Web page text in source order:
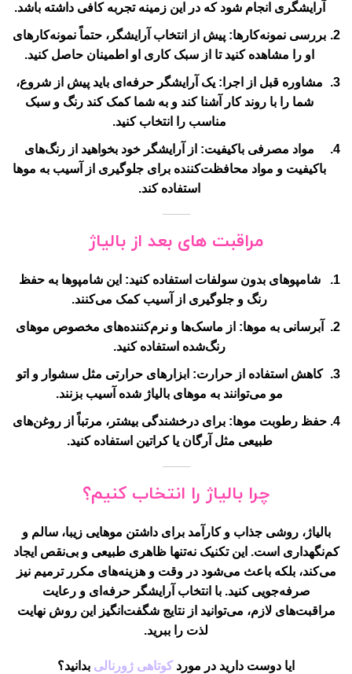
آرایشگری انجام شود که در این زمینه تجربه کافی داشته باشد.
بررسی نمونه‌کارها: پیش از انتخاب آرایشگر، حتماً نمونه‌کارهای
او را مشاهده کنید تا از سبک کاری او اطمینان حاصل کنید.
مشاوره قبل از اجرا : یک آرایشگر حرفه‌ای باید پیش از شروع،
شما را با روند کار آشنا کند و به شما کمک کند رنگ و سبک
مناسب را انتخاب کنید.
مواد مصرفی باکیفیت: از آرایشگر خود بخواهید از رنگ‌های
باکیفیت و مواد محافظت‌کننده برای جلوگیری از آسیب به موها
استفاده کند.
مراقبت های بعد از بالیاژ
شامپوهای بدون سولفات استفاده کنید: این شامپوها به حفظ
رنگ و جلوگیری از آسیب کمک می‌کنند.
آبرسانی به موها: از ماسک‌ها و نرم‌کننده‌های مخصوص موهای
رنگ‌شده استفاده کنید.
کاهش استفاده از حرارت: ابزارهای حرارتی مثل سشوار و اتو
مو می‌توانند به موهای بالیاژ شده آسیب بزنند.
حفظ رطوبت موها: برای درخشندگی بیشتر، مرتباً از روغن‌های
طبیعی مثل آرگان یا کراتین استفاده کنید.
چرا بالیاژ را انتخاب کنیم؟
بالیاژ، روشی جذاب و کارآمد برای داشتن موهایی زیبا، سالم و
کم‌نگهداری است. این تکنیک نه‌تنها ظاهری طبیعی و بی‌نقص ایجاد
می‌کند، بلکه باعث می‌شود در وقت و هزینه‌های مکرر ترمیم نیز
صرفه‌جویی کنید. با انتخاب آرایشگر حرفه‌ای و رعایت
مراقبت‌های لازم، می‌توانید از نتایج شگفت‌انگیز این روش نهایت
لذت را ببرید.
ایا دوست دارید در مورد کوتاهی ژورنالی بدانید؟